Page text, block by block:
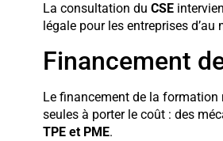
La consultation du CSE
légale pour les entreprises
Financement
Le financement de la
seules à porter le coût : des
TPE et PME.